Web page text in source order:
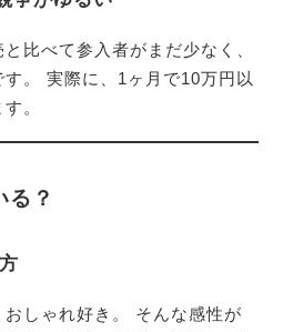
比べて参入者がまだ少なく、
。 実際に、1ヶ月で10万円以
。
る？
しゃれ好き。 そんな感性が